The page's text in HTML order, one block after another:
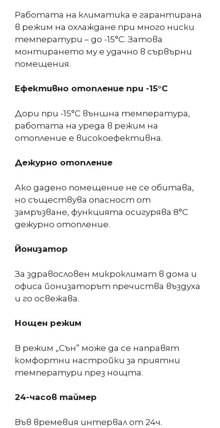
Работата на климатика е гарантирана
в режим на охлаждане при много ниски
температури – до -15°С. Затова
монтирането му е удачно в сървърни
помещения.
Ефективно отопление при -15°С
Дори при -15°С външна температура,
работата на уреда в режим на
отопление е високоефективна.
Дежурно отопление
Ако дадено помещение не се обитава,
но съществува опасност от
замръзване, функцията осигурява 8°С
дежурно отопление.
Йонизатор
За здравословен микроклимат в дома и
офиса йонизаторът пречиства въздуха
и го освежава.
Нощен режим
В режим „Сън” може да се направят
комфортни настройки за приятни
температури през нощта.
24-часов таймер
Във времевия интервал от 24ч.